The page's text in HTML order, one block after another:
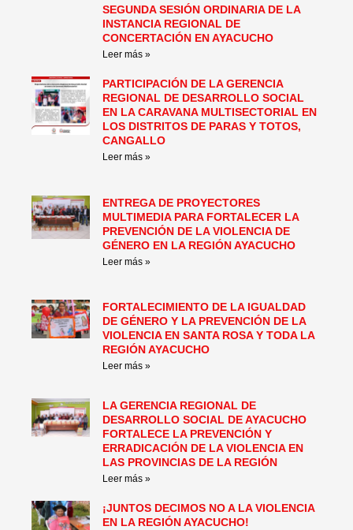
SEGUNDA SESIÓN ORDINARIA DE LA
INSTANCIA REGIONAL DE
CONCERTACIÓN EN AYACUCHO
Leer más »
PARTICIPACIÓN DE LA GERENCIA
REGIONAL DE DESARROLLO SOCIAL
EN LA CARAVANA MULTISECTORIAL EN
LOS DISTRITOS DE PARAS Y TOTOS,
CANGALLO
Leer más »
ENTREGA DE PROYECTORES
MULTIMEDIA PARA FORTALECER LA
PREVENCIÓN DE LA VIOLENCIA DE
GÉNERO EN LA REGIÓN AYACUCHO
Leer más »
FORTALECIMIENTO DE LA IGUALDAD
DE GÉNERO Y LA PREVENCIÓN DE LA
VIOLENCIA EN SANTA ROSA Y TODA LA
REGIÓN AYACUCHO
Leer más »
LA GERENCIA REGIONAL DE
DESARROLLO SOCIAL DE AYACUCHO
FORTALECE LA PREVENCIÓN Y
ERRADICACIÓN DE LA VIOLENCIA EN
LAS PROVINCIAS DE LA REGIÓN
Leer más »
¡JUNTOS DECIMOS NO A LA VIOLENCIA
EN LA REGIÓN AYACUCHO!